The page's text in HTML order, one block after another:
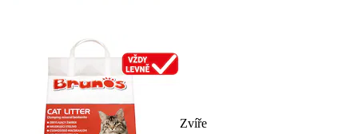
Zvíře